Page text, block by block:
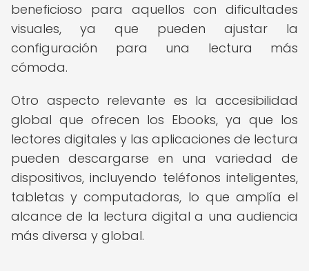
beneficioso para aquellos con dificultades
visuales, ya que pueden ajustar la
configuración para una lectura más
cómoda.
Otro aspecto relevante es la accesibilidad
global que ofrecen los Ebooks, ya que los
lectores digitales y las aplicaciones de lectura
pueden descargarse en una variedad de
dispositivos, incluyendo teléfonos inteligentes,
tabletas y computadoras, lo que amplía el
alcance de la lectura digital a una audiencia
más diversa y global.